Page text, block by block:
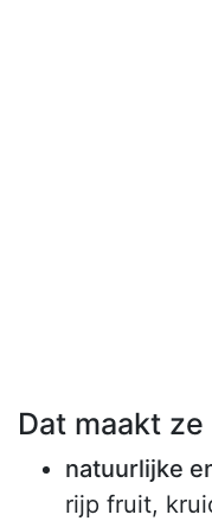
Dat maakt
natuurlijke
rijp fruit,